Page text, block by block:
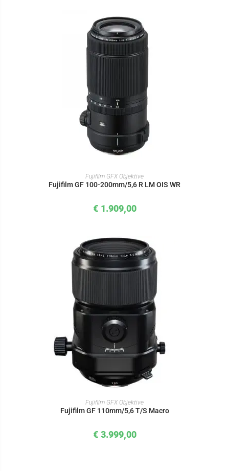
IN DEN WARENKORB
Fujifilm GFX Objektive
Fujifilm GF 100-200mm/5,6 R LM OIS WR
€ 1.909,00
IN DEN WARENKORB
Fujifilm GFX Objektive
Fujifilm GF 110mm/5,6 T/S Macro
€ 3.999,00